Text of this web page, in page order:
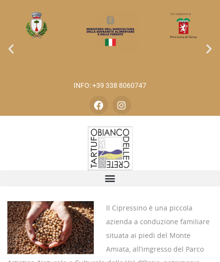
INFO: +39 338 8060747
Il Cipressino è una piccola
azienda a conduzione familiare
situata ai piedi del Monte
Amiata, all’imgresso del Parco